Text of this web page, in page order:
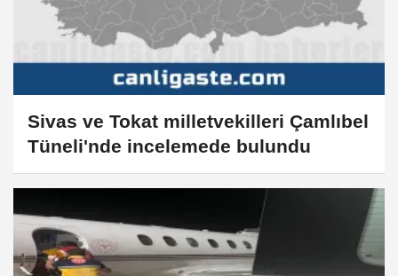
Sivas ve Tokat milletvekilleri Çamlıbel
Tüneli'nde incelemede bulundu